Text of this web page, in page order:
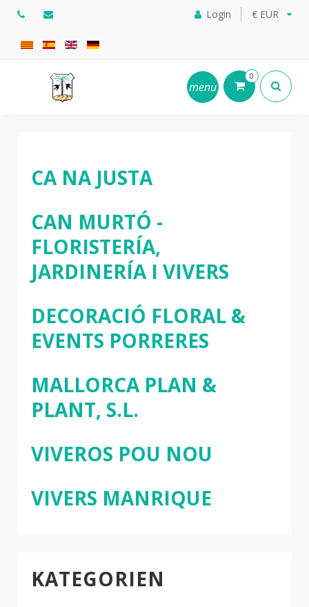
Login € EUR
menu
0
CA NA JUSTA
CAN MURTÓ -
FLORISTERÍA,
JARDINERÍA I VIVERS
DECORACIÓ FLORAL &
EVENTS PORRERES
MALLORCA PLAN &
PLANT, S.L.
VIVEROS POU NOU
VIVERS MANRIQUE
KATEGORIEN